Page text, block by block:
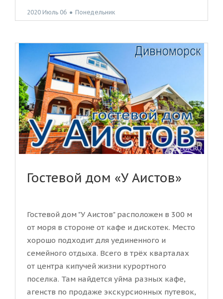
2020 Июль 06 ● Понедельник
Гостевой дом «У Аистов»
Гостевой дом "У Аистов" расположен в 300 м
от моря в стороне от кафе и дискотек. Место
хорошо подходит для уединенного и
семейного отдыха. Всего в трёх кварталах
от центра кипучей жизни курортного
поселка. Там найдется уйма разных кафе,
агенств по продаже экскурсионных путевок,